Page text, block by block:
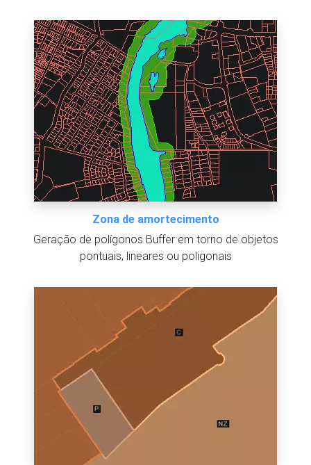
Zona de amortecimento
Geração de polígonos Buffer em torno de objetos
pontuais, lineares ou poligonais